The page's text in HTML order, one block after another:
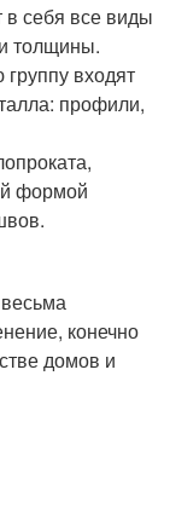
себя все виды
толщины.
входят
профили,
формой
конечно
домов и